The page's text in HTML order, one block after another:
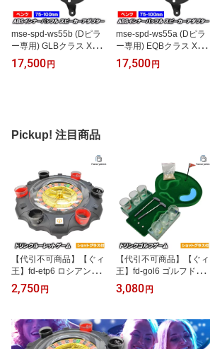
mse-spd-ws55b (Dピラ
ー専用) GLBクラス X247
(2020.06以降 R02.06以
降) (75-100mm 3.0-4.0in
ーツ オーディオ)
17,500円
mse-spd-ws55a (Dピラ
ー専用) EQBクラス X243
(2022以降 R04以降) (75-
100mm 3.0-4.0inch用) ベ
17,500円
Pickup! 注目商品
【代引不可商品】【ぐィ
王】fd-etp6 ロシアンド
リンクルーレット パーテ
ィーを盛り上げる！ ショ
み会ゲーム 食品衛生法検
査済 ロシアンルーレット
ドリンクゲーム (パーテ
2,750円
【代引不可商品】【ぐィ
王】fd-gol6 ゴルフドリ
ンクゲーム パーティーを
盛り上げる！ ショットグ
フ打ち上げなどに！食品
衛生法検査済 (パーティ
ーゲーム おもちゃ 飲み
3,080円